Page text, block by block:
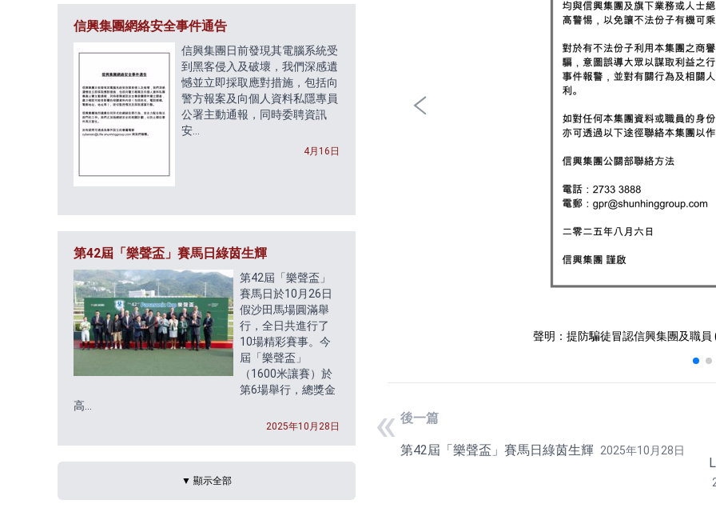
及職員 (英文版) 聲明：提防騙徒冒認信興集團及職員
« 後一篇
第42屆「樂聲盃」賽馬日綠茵生輝 2025年10月28日
信興集團網絡安全事件通告
信興集團日前發現其電腦系統受
到黑客侵入及破壞，我們深感遺
憾並立即採取應對措施，包括向
警方報案及向個人資料私隱專員
公署主動通報，同時委聘資訊
安...
4月16日
第42屆「樂聲盃」賽馬日綠茵生輝
第42屆「樂聲盃」
賽馬日於10月26日
假沙田馬場圓滿舉
行，全日共進行了
10場精彩賽事。今
屆「樂聲盃」
（1600米讓賽）於
第6場舉行，總獎金
高...
2025年10月28日
▼ 顯示全部